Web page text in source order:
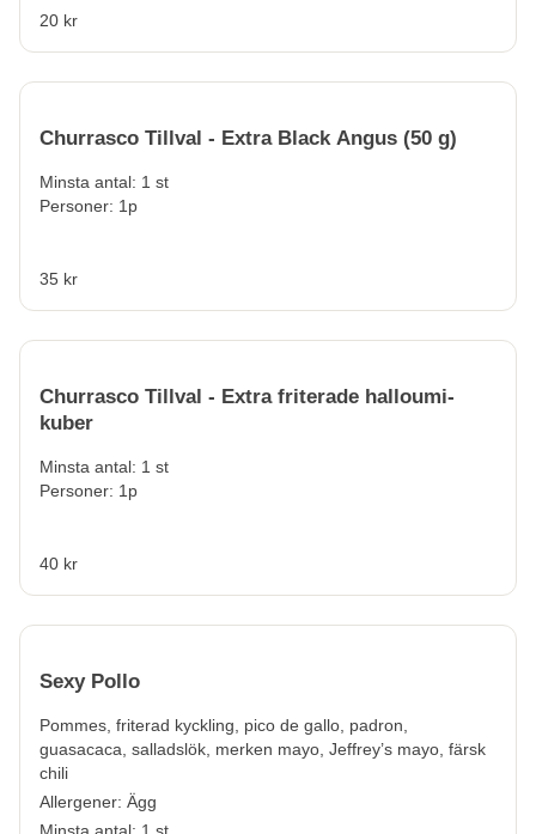
20 kr
Churrasco Tillval - Extra Black Angus (50 g)
Minsta antal: 1 st
Personer: 1p
35 kr
Churrasco Tillval - Extra friterade halloumi-
kuber
Minsta antal: 1 st
Personer: 1p
40 kr
Sexy Pollo
Pommes, friterad kyckling, pico de gallo, padron,
guasacaca, salladslök, merken mayo, Jeffrey’s mayo, färsk
chili
Allergener: Ägg